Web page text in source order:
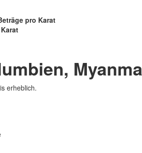
pro Karat
erheblich.